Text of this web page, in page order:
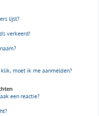
lijst?
verkeerd!
moet ik me aanmelden?
een reactie?